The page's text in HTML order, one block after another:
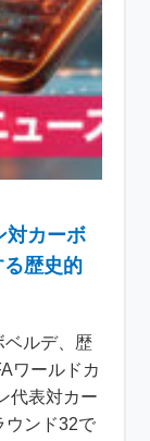
対カーボ
歴史的
ベルデ、歴
ワールドカ
代表対カー
ウンド32で